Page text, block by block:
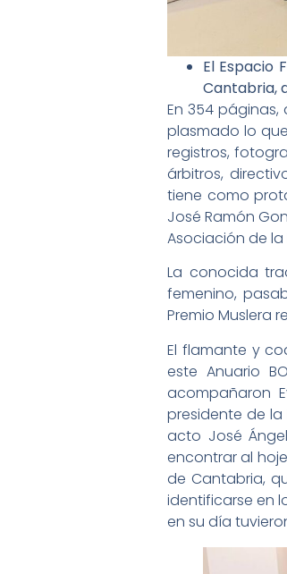
El Espacio
Cantabria,
En 354
plasmado lo
registros,
árbitros,
tiene como
José Ramón
Asociación de la
La conocida
femenino,
Premio Muslera
El flamante y
este Anuario
acompañaron
presidente de la
acto José
encontrar al
de Cantabria,
identificarse en
en su día